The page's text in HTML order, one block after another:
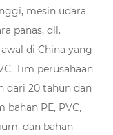
mesin udara
panas, dll.
di China yang
Tim perusahaan
dari 20 tahun dan
PE, PVC,
dan bahan